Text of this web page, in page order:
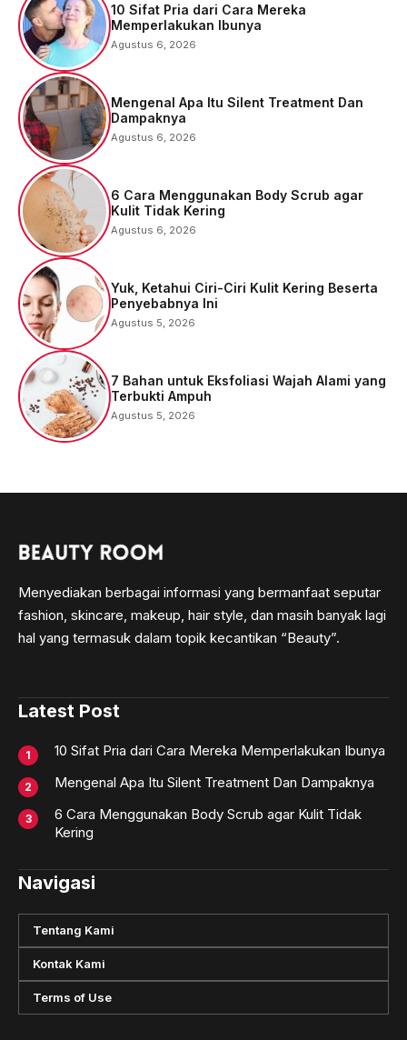
10 Sifat Pria dari Cara Mereka
Memperlakukan Ibunya
Agustus 6, 2026
Mengenal Apa Itu Silent Treatment Dan
Dampaknya
Agustus 6, 2026
6 Cara Menggunakan Body Scrub agar
Kulit Tidak Kering
Agustus 6, 2026
Yuk, Ketahui Ciri-Ciri Kulit Kering Beserta
Penyebabnya Ini
Agustus 5, 2026
7 Bahan untuk Eksfoliasi Wajah Alami yang
Terbukti Ampuh
Agustus 5, 2026
Menyediakan berbagai informasi yang bermanfaat seputar
fashion, skincare, makeup, hair style, dan masih banyak lagi
hal yang termasuk dalam topik kecantikan “Beauty”.
Latest Post
10 Sifat Pria dari Cara Mereka Memperlakukan Ibunya
Mengenal Apa Itu Silent Treatment Dan Dampaknya
6 Cara Menggunakan Body Scrub agar Kulit Tidak
Kering
Navigasi
Tentang Kami
Kontak Kami
Terms of Use